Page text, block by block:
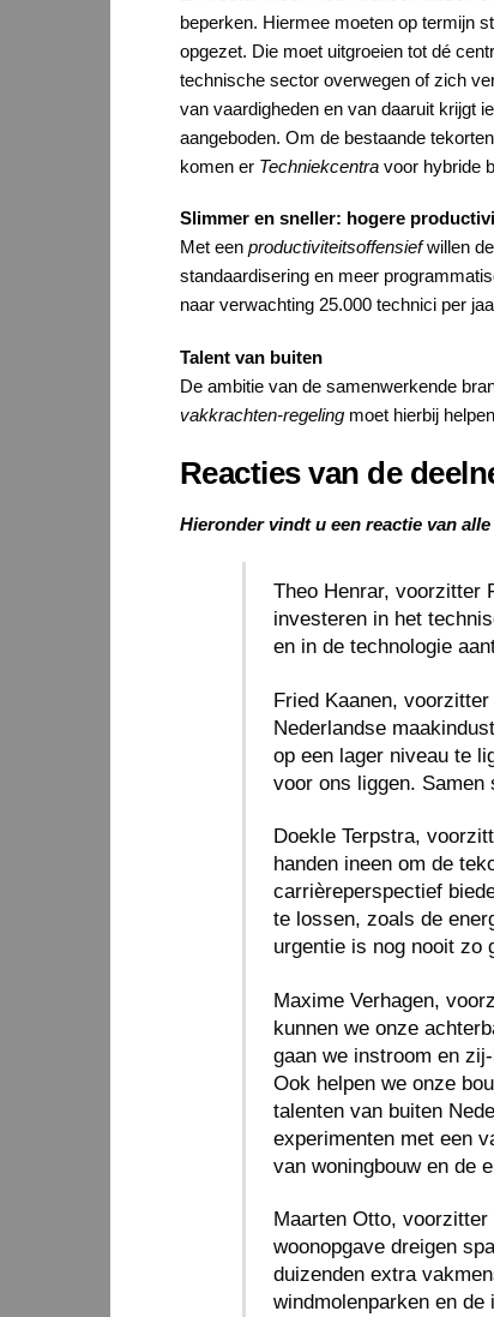
beperken. Hiermee moeten op termijn
opgezet. Die moet uitgroeien tot dé
technische sector overwegen of zich
van vaardigheden en van daaruit krijgt
aangeboden. Om de bestaande
komen er Techniekcentra voor hybride
Slimmer en sneller: hogere
Met een productiviteitsoffensiefwillen
standaardisering en meer
naar verwachting 25.000 technici per
Talent van buiten
De ambitie van de samenwerkende
vakkrachten-regeling moet hierbij
Reacties van de
Hieronder vindt u een reactie van
Theo Henrar, voorzitter
investeren in het
en in de technologie
Fried Kaanen,
Nederlandse
op een lager niveau te
voor ons liggen. Samen
Doekle Terpstra,
handen ineen om de
carrièreperspectief
te lossen, zoals de
urgentie is nog nooit zo
Maxime Verhagen,
kunnen we onze
gaan we instroom en
Ook helpen we onze
talenten van buiten
experimenten met een
van woningbouw en de
Maarten Otto, voorzitter
woonopgave dreigen
duizenden extra
windmolenparken en de